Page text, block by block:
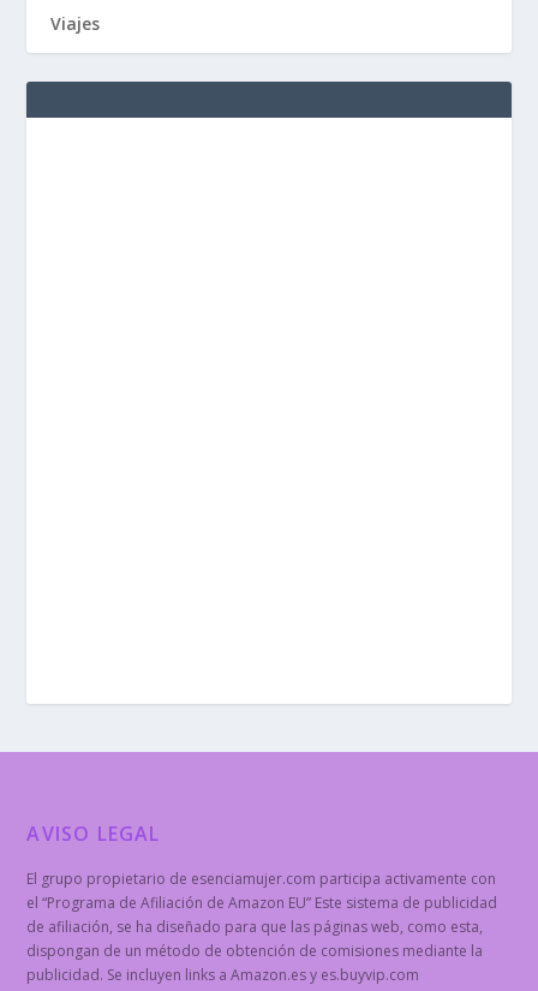
Viajes
AVISO LEGAL
El grupo propietario de esenciamujer.com participa activamente con
el “Programa de Afiliación de Amazon EU” Este sistema de publicidad
de afiliación, se ha diseñado para que las páginas web, como esta,
dispongan de un método de obtención de comisiones mediante la
publicidad. Se incluyen links a Amazon.es y es.buyvip.com